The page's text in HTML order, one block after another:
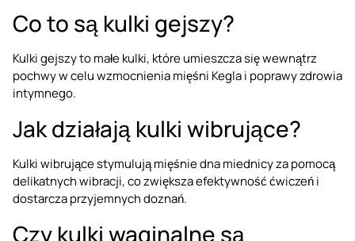
Co to są kulki gejszy?
Kulki gejszy to małe kulki, które umieszcza się wewnątrz
pochwy w celu wzmocnienia mięśni Kegla i poprawy zdrowia
intymnego.
Jak działają kulki wibrujące?
Kulki wibrujące stymulują mięśnie dna miednicy za pomocą
delikatnych wibracji, co zwiększa efektywność ćwiczeń i
dostarcza przyjemnych doznań.
Czy kulki waginalne są